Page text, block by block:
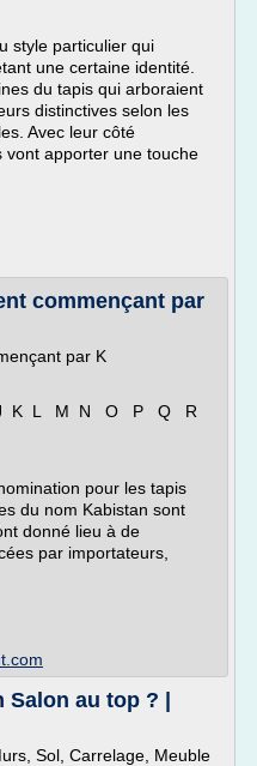
style particulier qui
une certaine identité.
du tapis qui arboraient
distinctives selon les
Avec leur côté
vont apporter une touche
commençant par
par K
L M N O P Q R
pour les tapis
du nom Kabistan sont
donné lieu à de
par importateurs,
au top ? |
Sol, Carrelage, Meuble